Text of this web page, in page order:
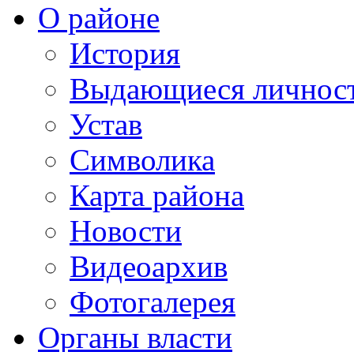
О районе
История
Выдающиеся
Устав
Символика
Карта района
Новости
Видеоархив
Фотогалерея
Органы власти